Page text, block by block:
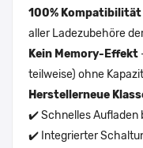
100%
aller Ladezubehöre
Kein Memory-Effekt
teilweise) ohne
Herstellerneue
✔️ Schnelles Aufladen
✔️ Integrierter